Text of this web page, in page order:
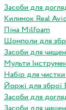
Засоби для
Килимок Real
Піна Milfoam
Шомполи для
Засоби для
Мульти
Набір для
Йоржі для зброї
Засоби для